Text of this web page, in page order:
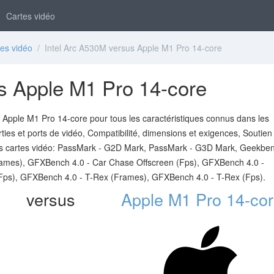
Cartes vidéo
vidéo / Intel Arc A530M versus Apple M1 Pro 14-core
Apple M1 Pro 14-core
M1 Pro 14-core pour tous les caractéristiques connus dans les
et ports de vidéo, Compatibilité, dimensions et exigences, Soutien
vidéo: PassMark - G2D Mark, PassMark - G3D Mark,
GFXBench 4.0 - Car Chase Offscreen (Fps), GFXBench 4.0 -
GFXBench 4.0 - T-Rex (Frames), GFXBench 4.0 - T-Rex (Fps).
versus Apple M1 Pro 14-